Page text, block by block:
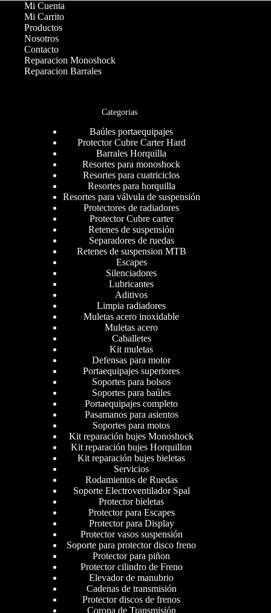
Mi Cuenta
Mi Carrito
Productos
Nosotros
Contacto
Reparacion Monoshock
Reparacion Barrales
Categorias
Baúles portaequipajes
Protector Cubre Carter Hard
Barrales Horquilla
Resortes para monoshock
Resortes para cuatriciclos
Resortes para horquilla
Resortes para válvula de suspensión
Protectores de radiadores
Protector Cubre carter
Retenes de suspensión
Separadores de ruedas
Retenes de suspension MTB
Escapes
Silenciadores
Lubricantes
Aditivos
Limpia radiadores
Muletas acero inoxidable
Muletas acero
Caballetes
Kit muletas
Defensas para motor
Portaequipajes superiores
Soportes para bolsos
Soportes para baúles
Portaequipajes completo
Pasamanos para asientos
Soportes para motos
Kit reparación bujes Monoshock
Kit reparación bujes Horquillon
Kit reparación bujes bieletas
Servicios
Rodamientos de Ruedas
Soporte Electroventilador Spal
Protector bieletas
Protector para Escapes
Protector para Display
Protector vasos suspensión
Soporte para protector disco freno
Protector para piñon
Protector cilindro de Freno
Elevador de manubrio
Cadenas de transmisión
Protector discos de frenos
Corona de Transmisión